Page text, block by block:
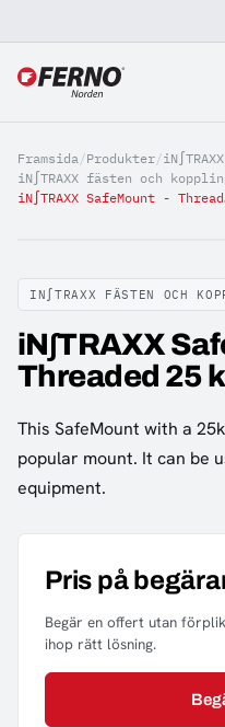
Jump to
Framsida/Produkter/
iN∫TRAXX fästen och
IN∫TRAXX FÄSTEN OCH
iN∫TRAXX
Threaded 25
This SafeMount with a
popular mount. It can be
equipment.
Pris på
Begär en offert utan
ihop rätt lösning.